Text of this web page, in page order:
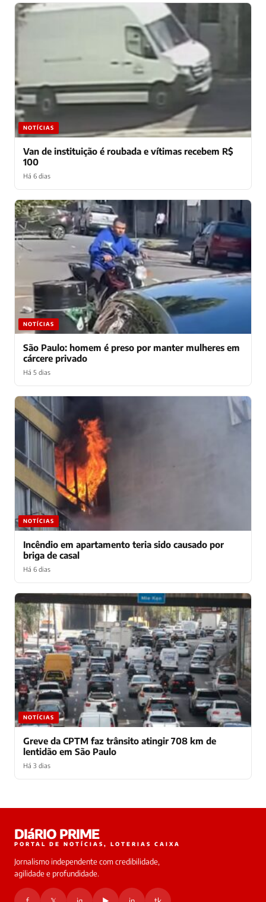
NOTÍCIAS
Van de instituição é roubada e vítimas recebem R$
100
Há 6 dias
NOTÍCIAS
São Paulo: homem é preso por manter mulheres em
cárcere privado
Há 5 dias
NOTÍCIAS
Incêndio em apartamento teria sido causado por
briga de casal
Há 6 dias
NOTÍCIAS
Greve da CPTM faz trânsito atingir 708 km de
lentidão em São Paulo
Há 3 dias
online
DIáRIO PRIME
PORTAL DE NOTÍCIAS, LOTERIAS CAIXA
Jornalismo independente com credibilidade,
agilidade e profundidade.